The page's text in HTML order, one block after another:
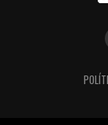
Jesús Mora